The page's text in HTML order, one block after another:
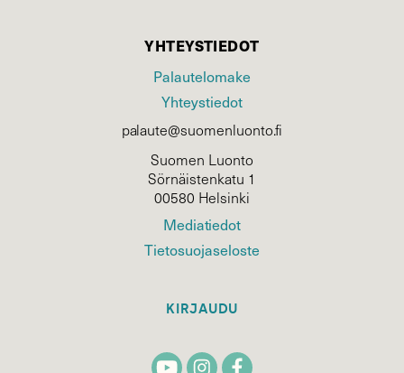
YHTEYSTIEDOT
Palautelomake
Yhteystiedot
palaute@suomenluonto.fi
Suomen Luonto
Sörnäistenkatu 1
00580 Helsinki
Mediatiedot
Tietosuojaseloste
KIRJAUDU